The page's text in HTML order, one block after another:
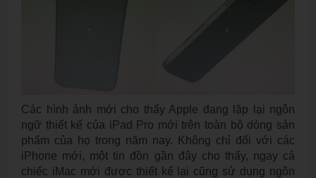
Các hình ảnh mới cho thấy Apple đang lặp lại ngôn
ngữ thiết kế của iPad Pro mới trên toàn bộ dòng sản
phẩm của họ trong năm nay. Không chỉ đối với các
iPhone mới, một tin đồn gần đây cho thấy, ngay cả
chiếc iMac mới được thiết kế lại cũng sử dụng ngôn